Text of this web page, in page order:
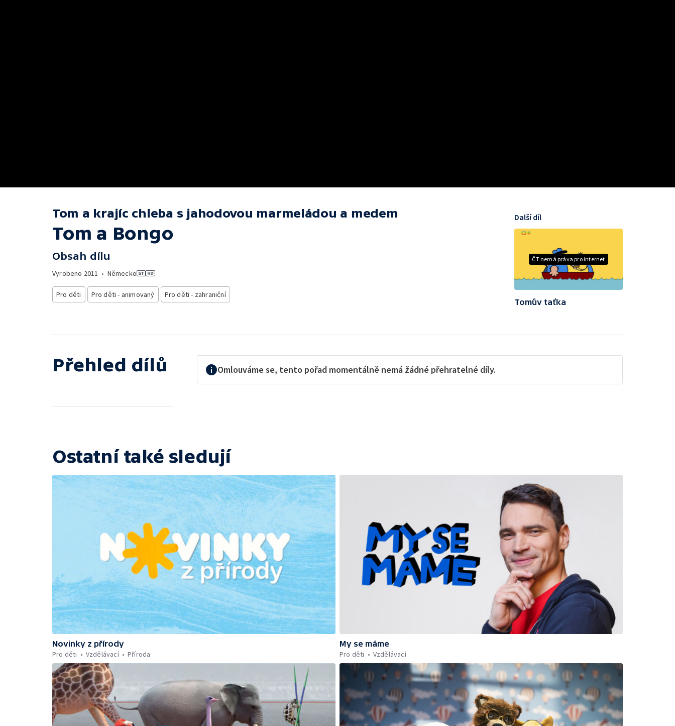
Tom a krajíc chleba s jahodovou marmeládou a medem
Tom a Bongo
Obsah dílu
Vyrobeno 2011 • Německo
Pro děti Pro děti - animovaný Pro děti - zahraniční
ČT nemá práva pro internet
Další díl
Tomův taťka
Přehled dílů Omlouváme se, tento pořad momentálně nemá žádné přehratelné díly.
Ostatní také sledují
Novinky z přírody
Pro děti
Vzdělávací Příroda
My se máme
Pro děti
Vzdělávací